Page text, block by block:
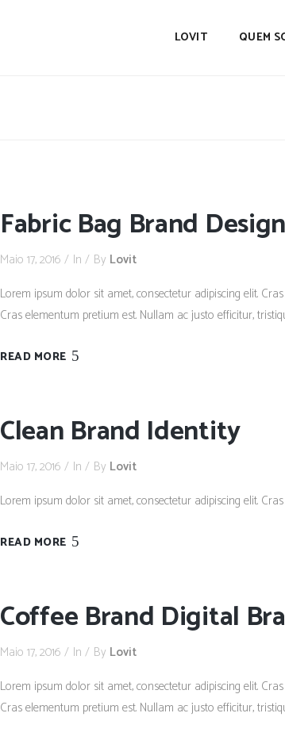
LOVIT QUEM
Fabric Bag Brand Design
Maio 17, 2016 In By Lovit
Lorem ipsum dolor sit amet, consectetur adipiscing elit.
Cras elementum pretium est. Nullam ac justo efficitur,
READ MORE
Clean Brand Identity
Maio 17, 2016 In By Lovit
Lorem ipsum dolor sit amet, consectetur adipiscing elit.
READ MORE
Coffee Brand Digital
Maio 17, 2016 In By Lovit
Lorem ipsum dolor sit amet, consectetur adipiscing elit.
Cras elementum pretium est. Nullam ac justo efficitur,